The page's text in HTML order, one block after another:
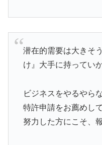
潜在的需要は大きそ
け』大手に持ってい
ビジネスをやるやら
特許申請をお薦めし
努力した方にこそ、